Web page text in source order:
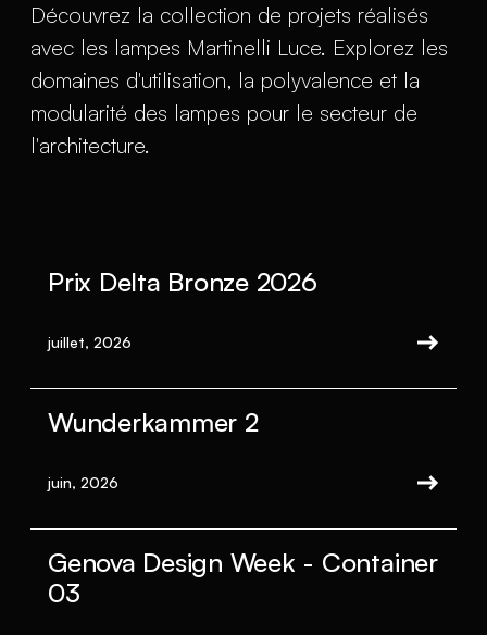
Découvrez la collection de projets réalisés
avec les lampes Martinelli Luce. Explorez les
domaines d'utilisation, la polyvalence et la
modularité des lampes pour le secteur de
l'architecture.
Prix Delta Bronze 2026
juillet, 2026
Wunderkammer 2
juin, 2026
Genova Design Week - Container
03